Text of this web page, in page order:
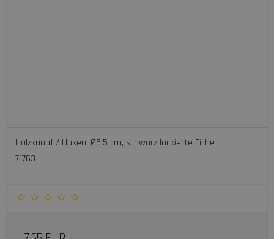
Holzknauf / Haken, Ø5,5 cm, schwarz lackierte Eiche
71763